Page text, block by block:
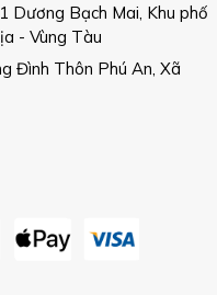
Dương Bạch Mai, Khu phố
- Vùng Tàu
Đình Thôn Phú An, Xã